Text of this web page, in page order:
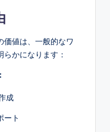
価値は、一般的なワ
かになります：
成
ート